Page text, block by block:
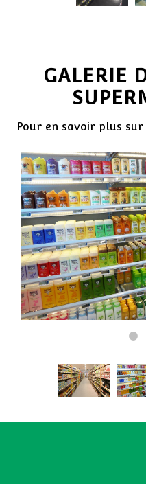
GALERIE
Pour en savoir plus